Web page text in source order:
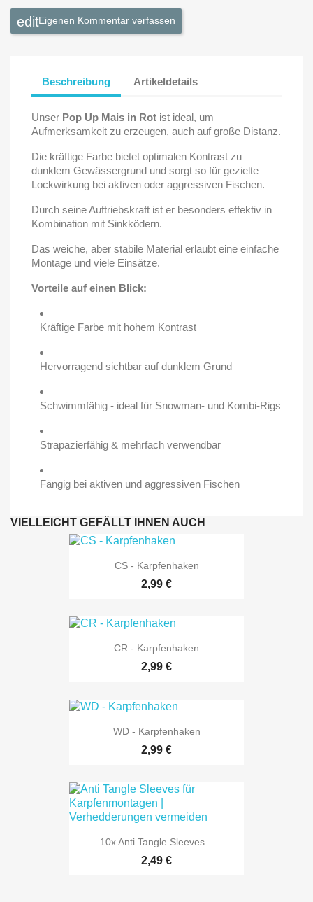
Eigenen Kommentar verfassen
Beschreibung Artikeldetails
Unser Pop Up Mais in Rot ist ideal, um
Aufmerksamkeit zu erzeugen, auch auf große Distanz.
Die kräftige Farbe bietet optimalen Kontrast zu
dunklem Gewässergrund und sorgt so für gezielte
Lockwirkung bei aktiven oder aggressiven Fischen.
Durch seine Auftriebskraft ist er besonders effektiv in
Kombination mit Sinkködern.
Das weiche, aber stabile Material erlaubt eine einfache
Montage und viele Einsätze.
Vorteile auf einen Blick:
Kräftige Farbe mit hohem Kontrast
Hervorragend sichtbar auf dunklem Grund
Schwimmfähig - ideal für Snowman- und Kombi-Rigs
Strapazierfähig & mehrfach verwendbar
Fängig bei aktiven und aggressiven Fischen
VIELLEICHT GEFÄLLT IHNEN AUCH
CS - Karpfenhaken
2,99 €
CR - Karpfenhaken
2,99 €
WD - Karpfenhaken
2,99 €
10x Anti Tangle Sleeves...
2,49 €